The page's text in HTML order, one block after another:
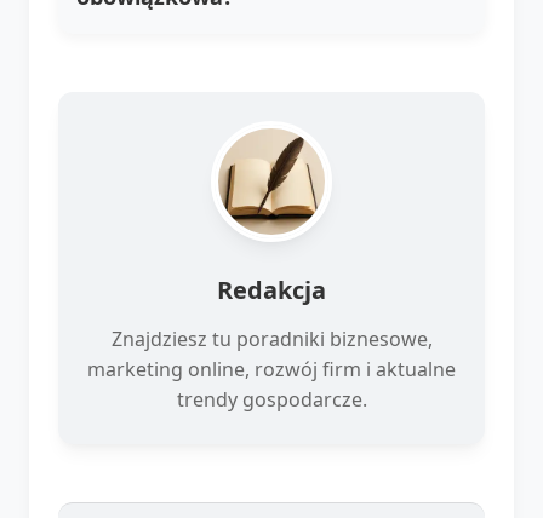
Redakcja
Znajdziesz tu poradniki biznesowe,
marketing online, rozwój firm i aktualne
trendy gospodarcze.